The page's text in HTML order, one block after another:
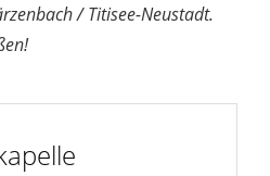
/ Titisee-Neustadt.